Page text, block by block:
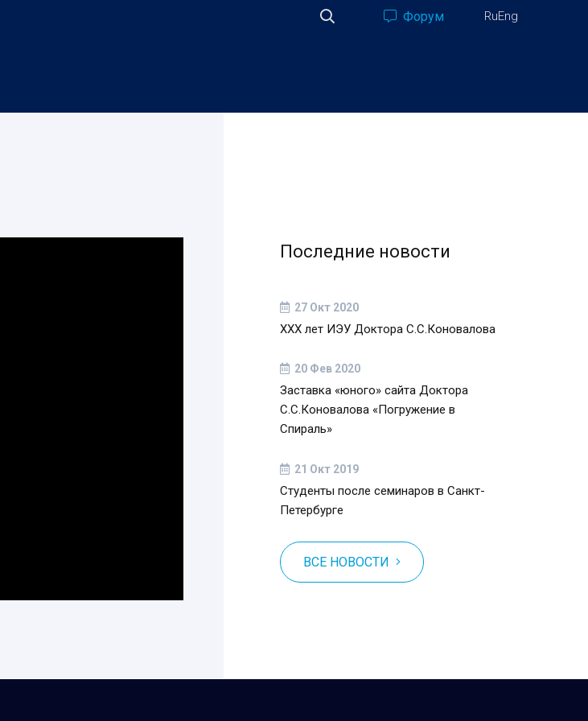
Форум RuEng
Последние новости
27 Окт 2020
ХХХ лет ИЭУ Доктора С.С.Коновалова
20 Фев 2020
Заставка «юного» сайта Доктора
С.С.Коновалова «Погружение в
Спираль»
21 Окт 2019
Студенты после семинаров в Санкт-
Петербурге
ВСЕ НОВОСТИ